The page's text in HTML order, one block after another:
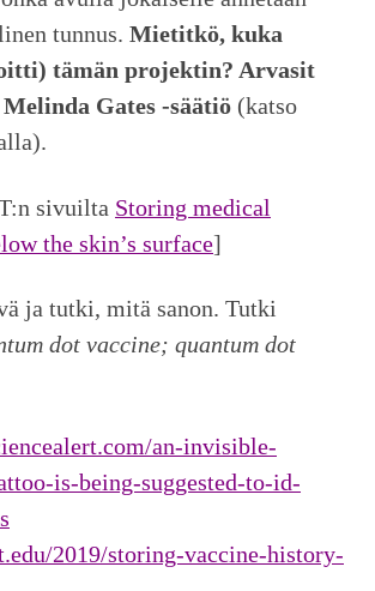
tunnus. Mietitkö, kuka
tämän projektin? Arvasit
Gates -säätiö (katso
sivuilta Storing medical
the skin’s surface]
ja tutki, mitä sanon. Tutki
dot vaccine; quantum dot
an-invisible-
is-being-suggested-to-id-
2019/storing-vaccine-history-